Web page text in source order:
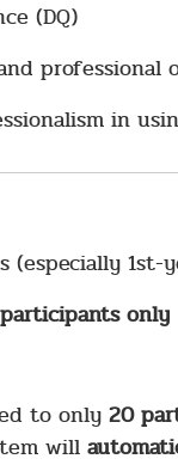
(DQ)
professional
in
(especially
only
to only 20
will